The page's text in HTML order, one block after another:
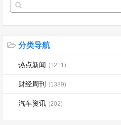
分类导航
热点新闻 (1211)
财经周刊 (1389)
汽车资讯 (202)